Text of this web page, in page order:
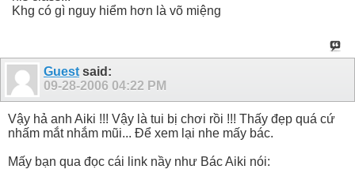
Khg có gì nguy hiểm hơn là võ miệng
Guest said:
09-28-2006 04:22 PM
Vậy hả anh Aiki !!! Vậy là tui bị chơi rồi !!! Thấy đẹp quá cứ
nhấm mắt nhắm mũi... Để xem lại nhe mấy bác.
Mấy bạn qua đọc cái link nầy như Bác Aiki nói: